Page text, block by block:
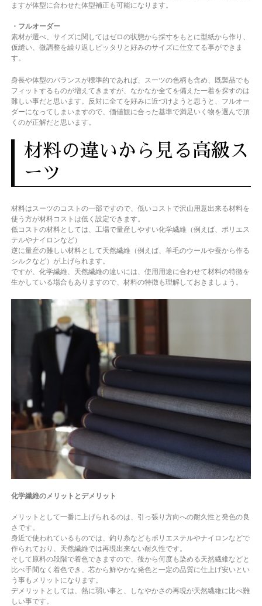
ますが体型に合わせた体型補正も可能になります。
・フルオーダー
素材が選べ、サイズに関してはゼロの状態から採寸をもとに型紙から作り、
仮縫い、微調整を繰り返しピッタリと好みのサイズに仕立てる事ができま
す。
身長や体型のバランスが標準的であれば、スーツの色柄も含め、既製品でも
フィットするものが増えてきますが、なかなか全てを備えた一着を探すのは
難しい事だと思います。反対に全てを好みに近づけようと思うと、フルオー
ダーになってしまいますので、価値観に合った基準で満足いく物を選んで頂
くのが正解だと思います。
材料の違いから見る高級ス
ーツ
材料はスーツのコストの一部ですので、低いコストで沢山用意出来る材料を
使う方が材料コストは低く設定できます。
低コストの材料としては、工場で量産しやすい化学繊維（例えば、ポリエス
テルやナイロンなど）
逆に量産の難しい材料として天然繊維（例えば、羊毛のウールや蚕から作る
シルクなど）が上げられます。
ですが、化学繊維、天然繊維の違いには、使用用途に合わせて材料の特徴を
生かしている場合もありますので、材料の特徴も理解しておきましょう。
化学繊維のメリットとデメリット
メリットとして一番に上げられるのは、引っ張り方向への耐久性と発色の良
さです。
身近で使われているものでは、釣り糸などもポリエステルやナイロンなどで
作られており、天然繊維では再現出来ない耐久性です。
そして原料の段階で着色できますので、後から何度も染める天然繊維などと
比べ手間なく着色でき、芯から鮮やかな発色と一定の品質に仕上げ安いとい
う事もメリットになります。
デメリットとしては、熱に弱い事と、しなやかさの再現が天然繊維に比べ難
しい事です。